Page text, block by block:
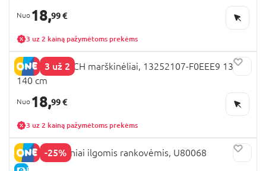
18,99 €
3 uz 2 kainą pažymėtoms prekėms
3 už 2
NAME IT STITCH marškinėliai, 13252107-F0EEE9 134-
140 cm
18,99 €
3 uz 2 kainą pažymėtoms prekėms
-25%
NEXT marškiniai ilgomis rankovėmis, U80068